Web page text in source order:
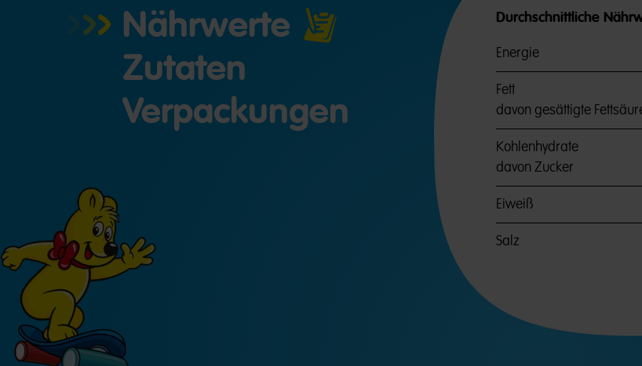
Nährwerte
Zutaten
Verpackungen
Durchschnittliche
Energie
Fett
davon gesättigte
Kohlenhydrate
davon Zucker
Eiweiß
Salz